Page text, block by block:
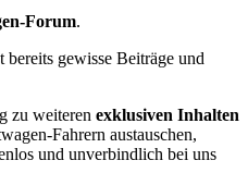
Forum.
gewisse Beiträge und
zu weiteren exklusiven Inhalten
Fahrern austauschen,
und unverbindlich bei uns